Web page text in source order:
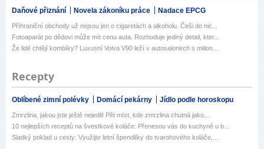
Daňové přiznání Novela zákoníku práce Nadace EPCG
Příhraniční obchody už nejsou jen o cigaretách a alkoholu. Češi do nic...
Fotoaparát po dědovi může mít cenu auta. Rozhoduje jediný detail, kter...
Že lidé chtějí kombíky? Luxusní Volva V90 leží v autosalonech s milion...
Recepty
Oblíbené zimní polévky Domácí pekárny Jídlo podle horoskopu
Zmrzlina, jakou jste ještě nejedli! Pět míst, kde zmrzlina chutná jako...
10 nejlepších receptů na švestkové koláče: Přenesou vás do kuchyně u b...
Sladký poklad u cesty: Využijte letní špendlíky do tvarohového koláče,...